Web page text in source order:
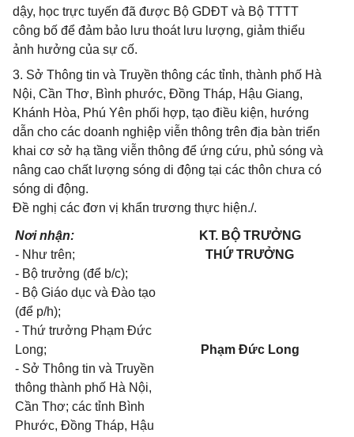
dậy, học trực tuyến đã được Bộ GDĐT và Bộ TTTT
công bố để đảm bảo lưu thoát lưu lượng, giảm thiểu
ảnh hưởng của sự cố.
3. Sở Thông tin và Truyền thông các tỉnh, thành phố Hà
Nội, Cần Thơ, Bình phước, Đồng Tháp, Hậu Giang,
Khánh Hòa, Phú Yên phối hợp, tạo điều kiện, hướng
dẫn cho các doanh nghiệp viễn thông trên địa bàn triển
khai cơ sở hạ tầng viễn thông để ứng cứu, phủ sóng và
nâng cao chất lượng sóng di động tại các thôn chưa có
sóng di động.
Đề nghị các đơn vị khẩn trương thực hiện./.
Nơi nhận:
- Như trên;
- Bộ trưởng (để b/c);
- Bộ Giáo dục và Đào tạo
(để p/h);
- Thứ trưởng Phạm Đức
Long;
- Sở Thông tin và Truyền
thông thành phố Hà Nội,
Cần Thơ; các tỉnh Bình
Phước, Đồng Tháp, Hậu
KT. BỘ TRƯỞNG
THỨ TRƯỞNG
Phạm Đức Long